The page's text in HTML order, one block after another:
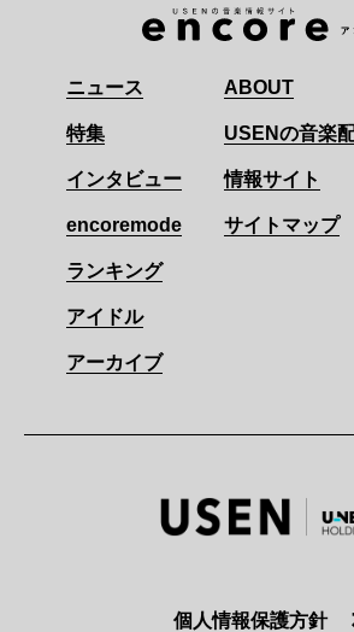
ニュース
特集
インタビュー
encoremode
ランキング
アイドル
アーカイブ
ABOUT
USENの音楽
情報サイト
サイトマップ
個人情報保護方針